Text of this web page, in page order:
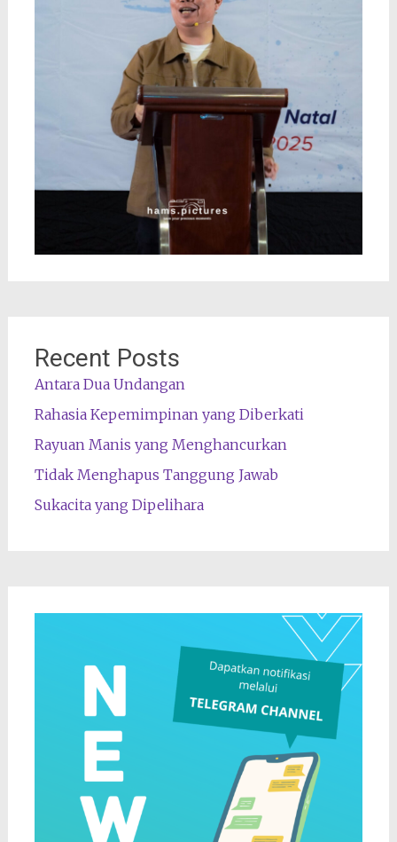
Recent Posts
Antara Dua Undangan
Rahasia Kepemimpinan yang Diberkati
Rayuan Manis yang Menghancurkan
Tidak Menghapus Tanggung Jawab
Sukacita yang Dipelihara